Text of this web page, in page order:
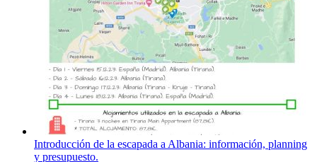
Introducción de la escapada a Albania: información, planning
y presupuesto.